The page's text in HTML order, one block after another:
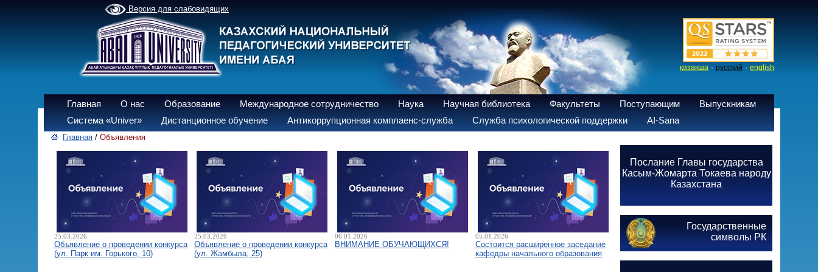
Версия для слабовидящих
қазақша · русский · english
Главная О нас Образование Международное сотрудничество Наука Научная библиотека Факультеты Поступающим
Выпускникам
Система «Univer»
Дистанционное обучение Антикоррупционная комплаенс-служба Служба психологической поддержки AI-Sana
Главная / Объявления
25.03.2026
Объявление о проведении конкурса
(ул. Парк им. Горького, 10)
25.03.2026
Объявление о проведении конкурса
(ул. Жамбыла, 25)
06.01.2026
ВНИМАНИЕ ОБУЧАЮЩИХСЯ!
05.01.2026
Состоится расширенное заседание
кафедры начального образования
Послание Главы государства
Касым-Жомарта Токаева народу
Казахстана
Государственные
символы РК